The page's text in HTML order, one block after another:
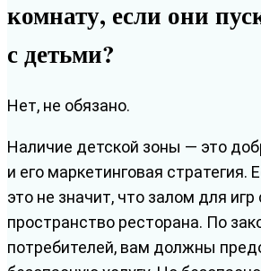
комнату, если они
с детьми?
Нет, не обязано.
Наличие детской зоны — это
и его маркетинговая стратегия.
это не значит, что залом для
пространство ресторана. По
потребителей, вам должны